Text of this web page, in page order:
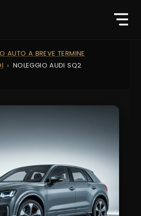
AUTO A BREVE TERMINE
NOLEGGIO AUDI SQ2